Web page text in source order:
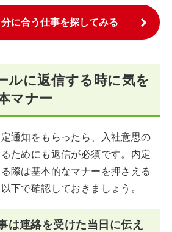
分に合う仕事を探してみる
ルに返信する時に気を
マナー
通知をもらったら、入社意思の
ためにも返信が必須です。内定
際は基本的なマナーを押さえる
下で確認しておきましょう。
は連絡を受けた当日に伝え